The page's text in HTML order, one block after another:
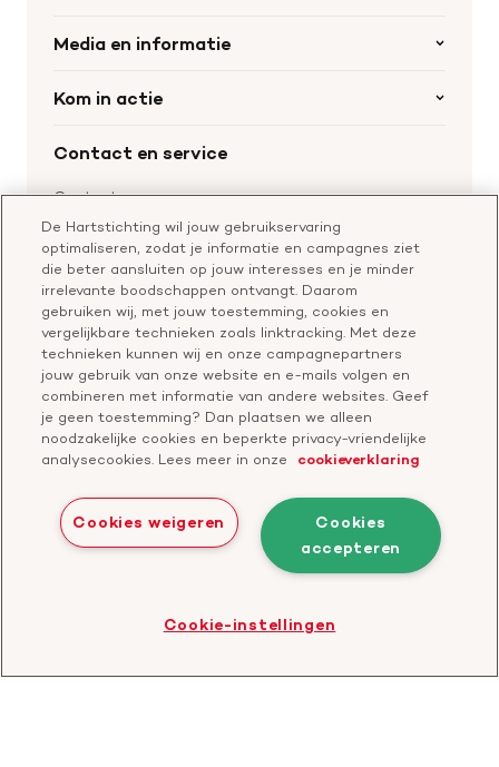
Organisatie
Werken bij de Hartstichting
Media en informatie
Nieuws
Materialen bestellen
Aanmelden nieuwsbrief
Kom in actie
Word collectant
Leer reanimeren
Geef ter nagedachtenis
Start een actie
Contact en service
Contactgegevens
Bel of chat met een voorlichter
Vragen over donateurschap
Klachtenformulier
Check je gesprek
Doneer
Bezoek
onze
Facebook
Bezoek
ons
YouTube
Bezoek
onze
LinkedIn
Bezoek
onze
TikTok
profiel
Bezoek
onze
Twitter
profiel
Bezoek
onze
Threads
profiel
Privacyverklaring
Bezoek
De Hartstichting wil jouw gebruikservaring
optimaliseren, zodat je informatie en campagnes ziet
die beter aansluiten op jouw interesses en je minder
irrelevante boodschappen ontvangt. Daarom
gebruiken wij, met jouw toestemming, cookies en
vergelijkbare technieken zoals linktracking. Met deze
technieken kunnen wij en onze campagnepartners
jouw gebruik van onze website en e-mails volgen en
combineren met informatie van andere websites. Geef
je geen toestemming? Dan plaatsen we alleen
noodzakelijke cookies en beperkte privacy-vriendelijke
analysecookies. Lees meer in onze
cookieverklaring
Cookies
accepteren
Cookies weigeren
Cookie-instellingen